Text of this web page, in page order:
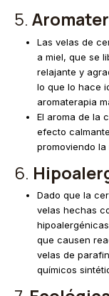
5.
Las velas de
a miel, que se
relajante y
lo que lo hace
aromaterapia
El aroma de la
efecto
promoviendo la
6.
Dado que la
velas hechas
que causen
velas de
químicos